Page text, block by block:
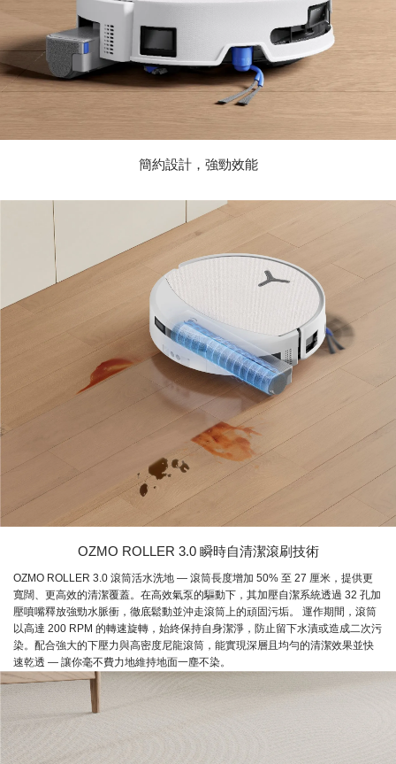
簡約設計，強勁效能
OZMO ROLLER 3.0 瞬時自清潔滾刷技術
OZMO ROLLER 3.0 滾筒活水洗地 — 滾筒長度增加 50% 至 27 厘米，提供更
寬闊、更高效的清潔覆蓋。在高效氣泵的驅動下，其加壓自潔系統透過 32 孔加
壓噴嘴釋放強勁水脈衝，徹底鬆動並沖走滾筒上的頑固污垢。 運作期間，滾筒
以高達 200 RPM 的轉速旋轉，始終保持自身潔淨，防止留下水漬或造成二次污
染。配合強大的下壓力與高密度尼龍滾筒，能實現深層且均勻的清潔效果並快
速乾透 — 讓你毫不費力地維持地面一塵不染。